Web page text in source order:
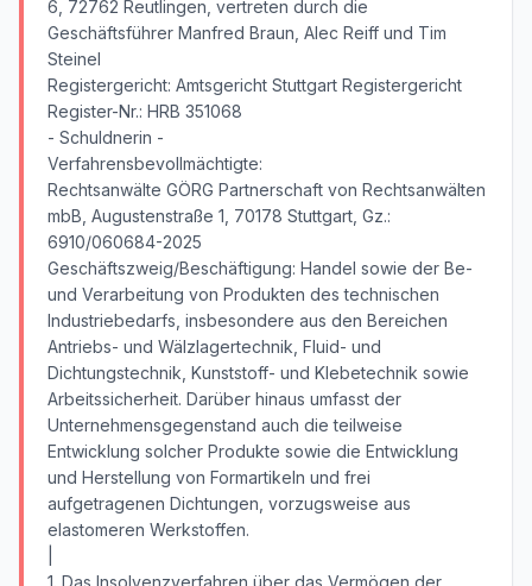
6, 72762 Reutlingen, vertreten durch die
Geschäftsführer Manfred Braun, Alec Reiff und Tim
Steinel
Registergericht: Amtsgericht Stuttgart Registergericht
Register-Nr.: HRB 351068
- Schuldnerin -
Verfahrensbevollmächtigte:
Rechtsanwälte GÖRG Partnerschaft von Rechtsanwälten
mbB, Augustenstraße 1, 70178 Stuttgart, Gz.:
6910/060684-2025
Geschäftszweig/Beschäftigung: Handel sowie der Be-
und Verarbeitung von Produkten des technischen
Industriebedarfs, insbesondere aus den Bereichen
Antriebs- und Wälzlagertechnik, Fluid- und
Dichtungstechnik, Kunststoff- und Klebetechnik sowie
Arbeitssicherheit. Darüber hinaus umfasst der
Unternehmensgegenstand auch die teilweise
Entwicklung solcher Produkte sowie die Entwicklung
und Herstellung von Formartikeln und frei
aufgetragenen Dichtungen, vorzugsweise aus
elastomeren Werkstoffen.
1. Das Insolvenzverfahren über das Vermögen der